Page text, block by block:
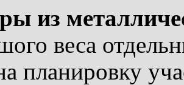
из
веса
планировку